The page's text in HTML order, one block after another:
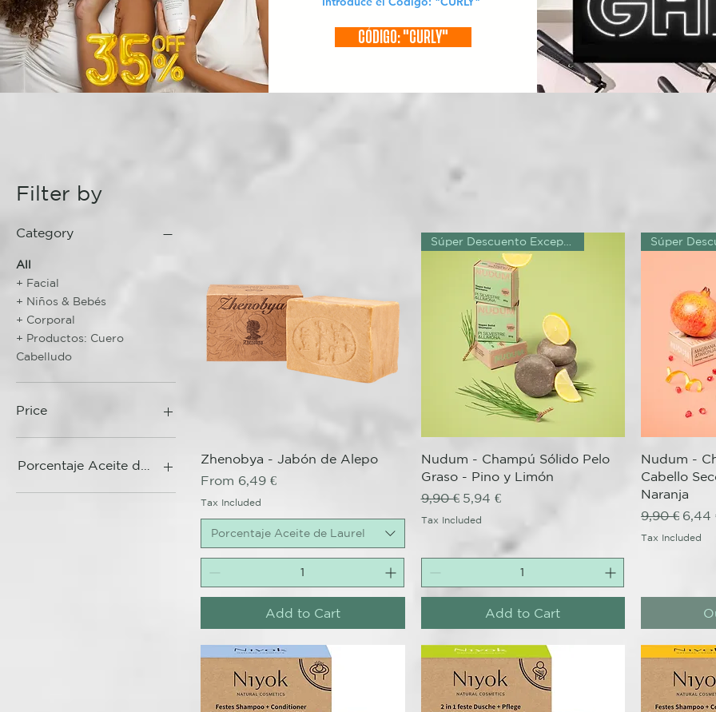
CÓDIGO: "CURLY"
Filter by
Category
All
+ Facial
+ Niños & Bebés
+ Corporal
+ Productos: Cuero
Cabelludo
Price
4 €
Porcentaje Aceite de Laurel
Jabón 12% 200gr
Quick View
Zhenobya - Jabón de Alepo
From 6,49 €
Sale Price
Tax Included
Porcentaje Aceite de Laurel
Add to Cart
Quick View
Súper Descuento Excepcional
Nudum - Champú Sólido Pelo
Graso - Pino y Limón
Regular Price
9,90 € Sale Price
5,94 €
Tax Included
Add to Cart
Nudum -
Cabello
Naranja
Regular
9,90 € Sale
6,44
Tax Included